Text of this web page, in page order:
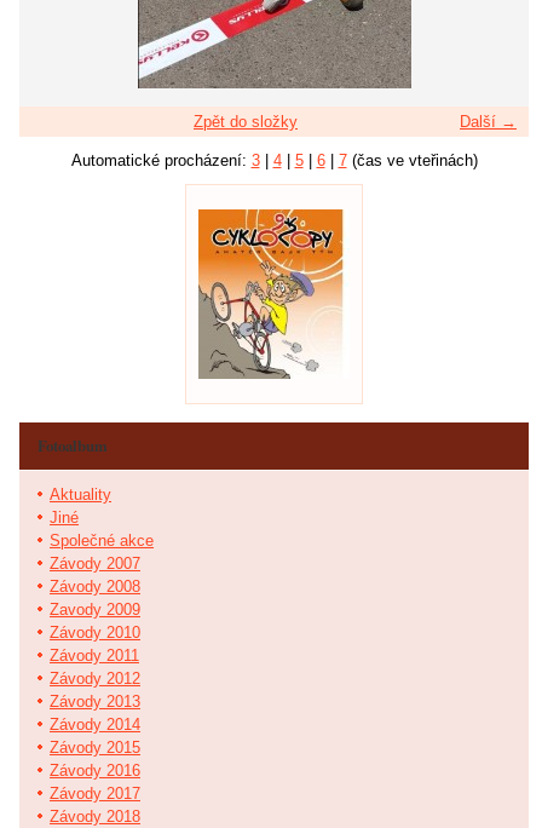
Další →
Zpět do složky
Automatické procházení: 3| 4| 5| 6| 7(čas ve vteřinách)
Fotoalbum
Aktuality
Jiné
Společné akce
Závody 2007
Závody 2008
Zavody 2009
Závody 2010
Závody 2011
Závody 2012
Závody 2013
Závody 2014
Závody 2015
Závody 2016
Závody 2017
Závody 2018